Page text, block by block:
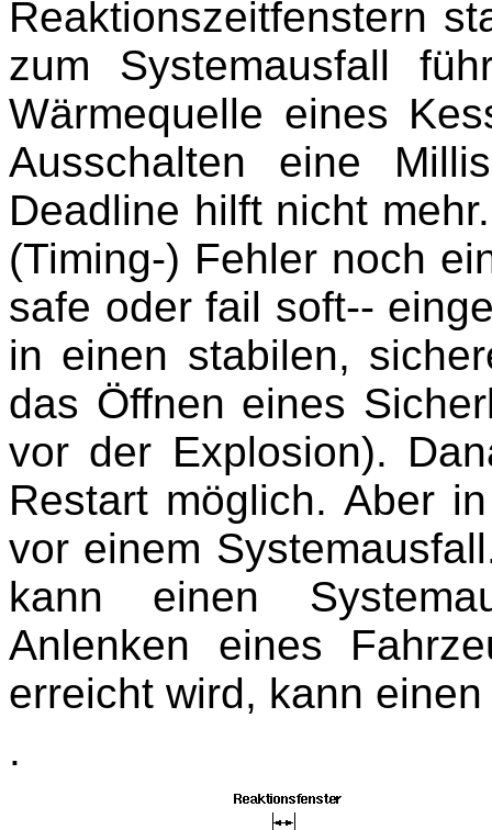
Reaktionszeitfenstern
zum Systemausfall
Wärmequelle eines
Ausschalten eine
Deadline hilft nicht
(Timing-) Fehler noch
safe oder fail soft--
in einen stabilen,
das Öffnen eines
vor der Explosion).
Restart möglich. Aber
vor einem
kann einen
Anlenken eines
erreicht wird, kann
.